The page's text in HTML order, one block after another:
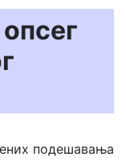
подешавања